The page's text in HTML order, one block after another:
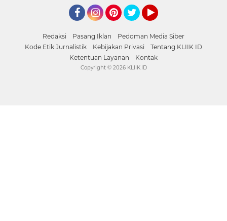
Redaksi Pasang Iklan
Pedoman Media Siber
Kode Etik Jurnalistik
Kebijakan Privasi
Tentang KLIIK ID
Ketentuan Layanan
Kontak
Copyright © 2026 KLIIK.ID